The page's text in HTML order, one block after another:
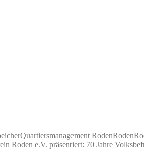
Quartiersmanagement RodenRoden